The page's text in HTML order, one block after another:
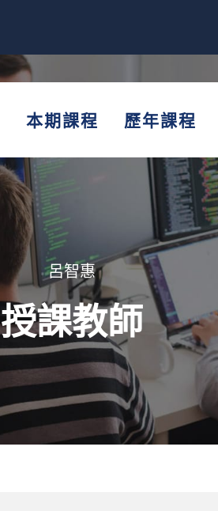
本期課程 歷年課程
呂智惠
授課教師